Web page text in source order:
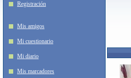
Registración
Mis amigos
Mi cuestionario
Mi diario
Mis marcadores